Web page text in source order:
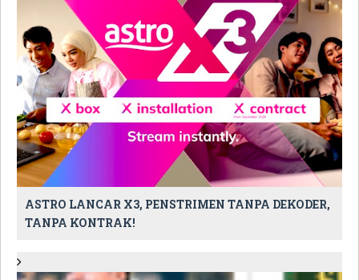
ASTRO LANCAR X3, PENSTRIMEN TANPA DEKODER,
TANPA KONTRAK!